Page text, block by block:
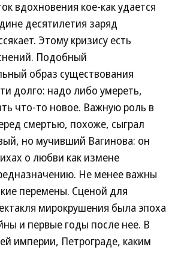
вдохновения кое-как удается
десятилетия заряд
Этому кризису есть
Подобный
образ существования
долго: надо либо умереть,
что-то новое. Важную роль в
смертью, похоже, сыграл
но мучивший Вагинова: он
о любви как измене
Не менее важны
перемены. Сценой для
мирокрушения была эпоха
и первые годы после нее. В
империи, Петрограде, каким